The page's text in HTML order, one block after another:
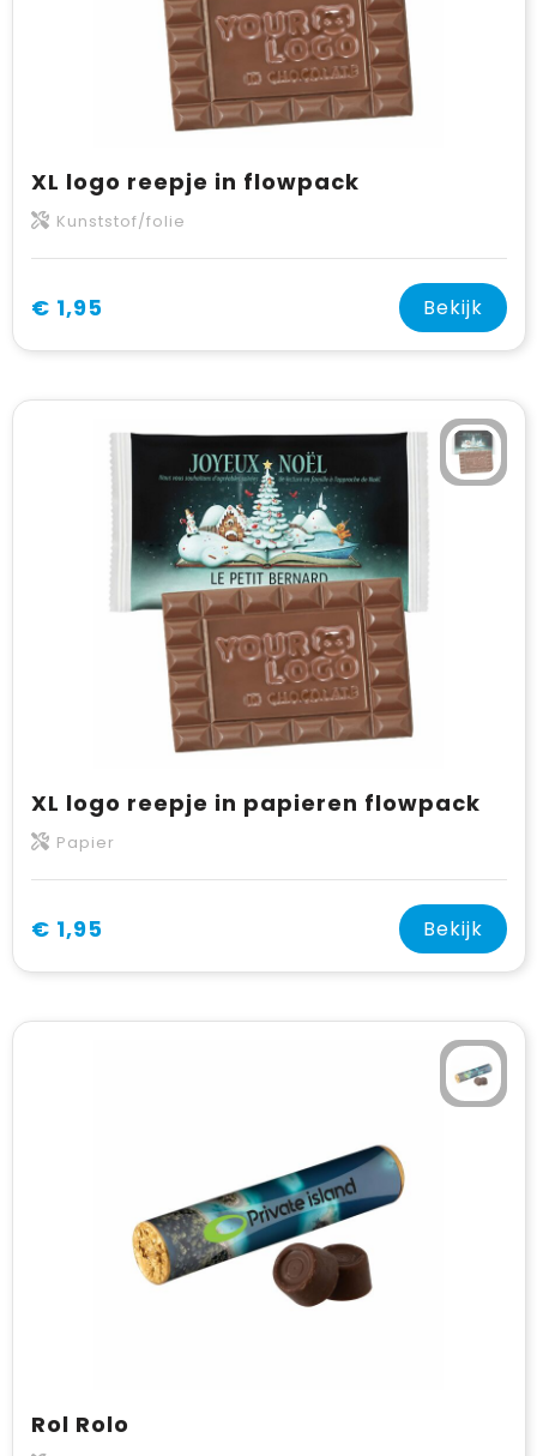
XL logo reepje in flowpack
Kunststof/folie
€ 1,95 Bekijk
XL logo reepje in papieren flowpack
Papier
€ 1,95 Bekijk
Rol Rolo